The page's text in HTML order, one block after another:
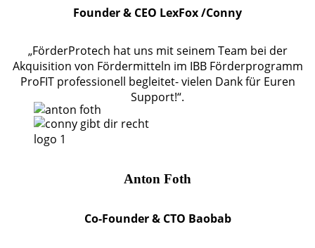
Founder & CEO LexFox /Conny
„FörderProtech hat uns mit seinem Team bei der
Akquisition von Fördermitteln im IBB Förderprogramm
ProFIT professionell begleitet- vielen Dank für Euren
Support!“.
Anton Foth
Co-Founder & CTO Baobab